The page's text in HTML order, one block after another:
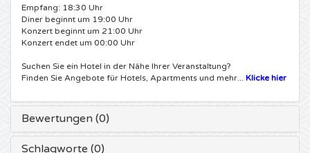
Burna Boy Karten
Coldplay Karten
Patrick Bruel Karten
Avril Lavigne Karten
Genesis Karten
Parkzicht Outdoor Festival Karten
Into the Woods Karten
The Qontinent Karten
Lekker en Live Karten
Supremacy Karten
X-Qlusive Karten
Glow in the Dark Karten
Audio Obscura Karten
A Nightmare in Rotterdam Karten
Empfang: 18:30 Uhr
Diner beginnt um 19:00 Uhr
Konzert beginnt um 21:00 Uhr
Konzert endet um 00:00 Uhr
Suchen Sie ein Hotel in der Nähe Ihrer Veranstaltung?
Finden Sie Angebote für Hotels, Apartments und mehr... Klicke hier
Bewertungen (0)
Schlagworte (0)